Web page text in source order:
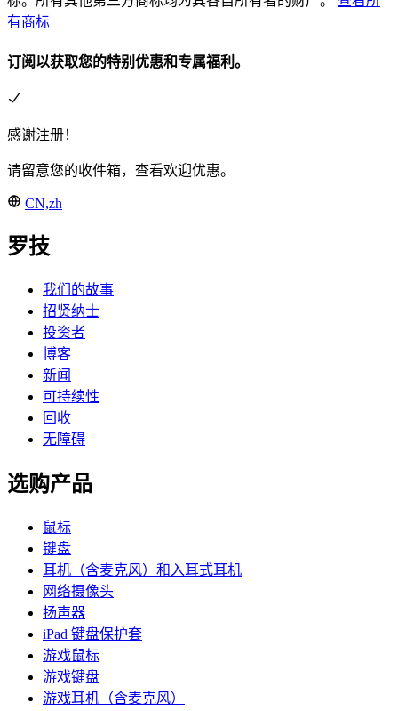
有商标
订阅以获取您的特别优惠和专属福利。
感谢注册！
请留意您的收件箱，查看欢迎优惠。
CN,zh
罗技
我们的故事
招贤纳士
投资者
博客
新闻
可持续性
回收
无障碍
选购产品
鼠标
键盘
耳机（含麦克风）和入耳式耳机
网络摄像头
扬声器
iPad 键盘保护套
游戏鼠标
游戏键盘
游戏耳机（含麦克风）